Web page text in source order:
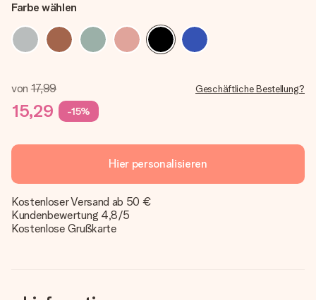
Farbe wählen
von 17,99
15,29 -15%
Geschäftliche Bestellung?
Hier personalisieren
Kostenloser Versand ab 50 €
Kundenbewertung 4,8/5
Kostenlose Grußkarte